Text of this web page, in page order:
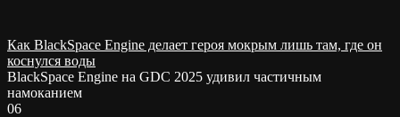
Как BlackSpace Engine делает героя мокрым лишь там, где он
коснулся воды
BlackSpace Engine на GDC 2025 удивил частичным
намоканием
06